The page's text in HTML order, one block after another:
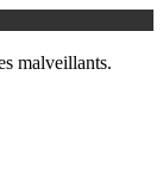
malveillants.